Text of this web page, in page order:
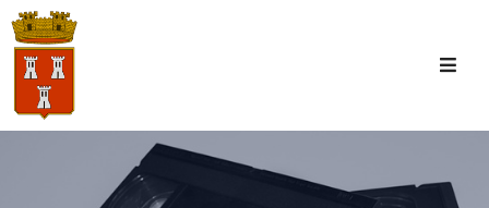
Accueil